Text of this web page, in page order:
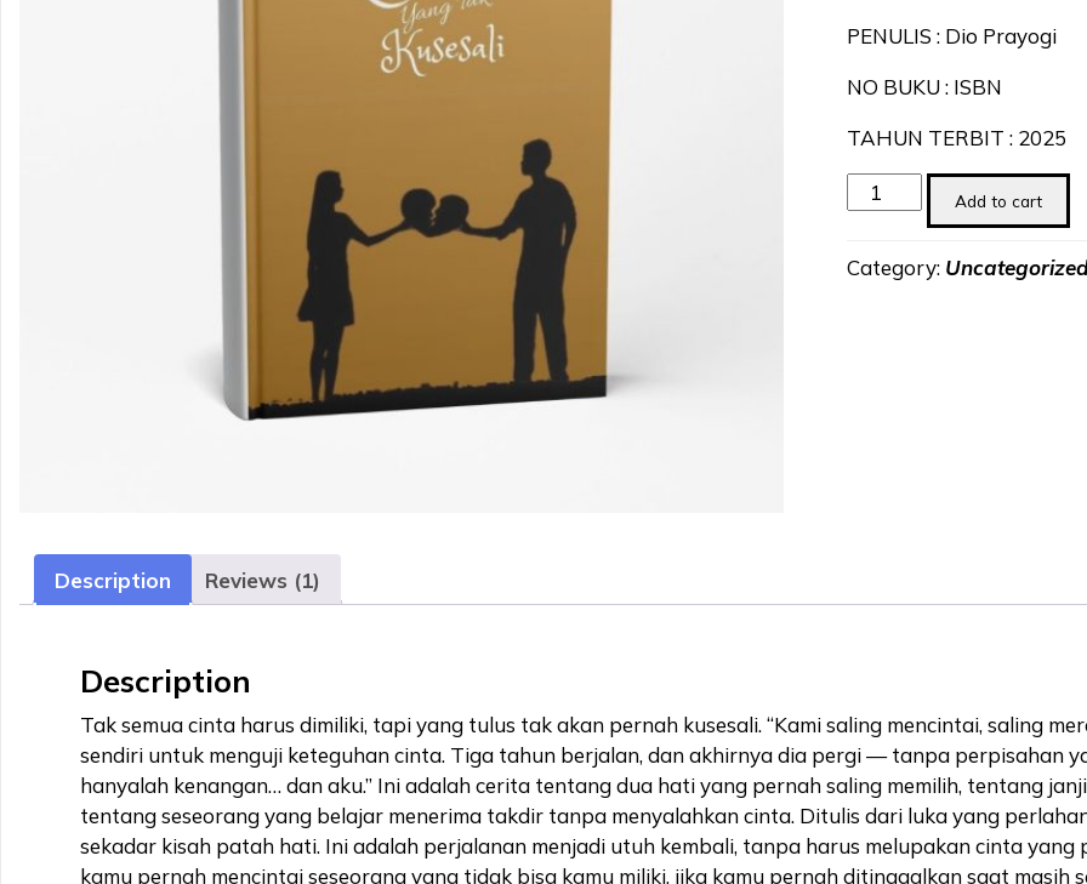
PENULIS : Dio Prayogi
NO BUKU : ISBN
TAHUN TERBIT : 2025
Cinta
Yang
Kusesali
Add to cart
Category:
Description Reviews (1)
Description
Tak semua cinta harus dimiliki, tapi yang tulus tak akan pernah kusesali. “Kami saling mencintai, saling
sendiri untuk menguji keteguhan cinta. Tiga tahun berjalan, dan akhirnya dia pergi — tanpa perpisahan
hanyalah kenangan… dan aku.” Ini adalah cerita tentang dua hati yang pernah saling memilih, tentang
tentang seseorang yang belajar menerima takdir tanpa menyalahkan cinta. Ditulis dari luka yang
sekadar kisah patah hati. Ini adalah perjalanan menjadi utuh kembali, tanpa harus melupakan cinta yang
kamu pernah mencintai seseorang yang tidak bisa kamu miliki, jika kamu pernah ditinggalkan saat masih